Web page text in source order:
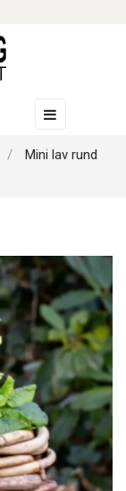
Skift
☰
Mini lav rund